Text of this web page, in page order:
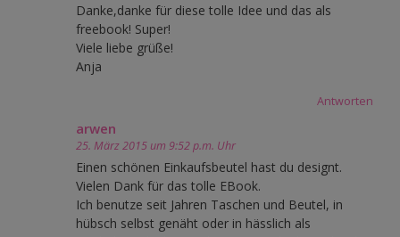
Danke,danke für diese tolle Idee und das als
freebook! Super!
Viele liebe grüße!
Anja
Antworten
arwen
25. März 2015 um 9:52 p.m. Uhr
Einen schönen Einkaufsbeutel hast du designt.
Vielen Dank für das tolle EBook.
Ich benutze seit Jahren Taschen und Beutel, in
hübsch selbst genäht oder in hässlich als